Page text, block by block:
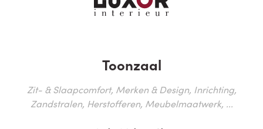
Toonzaal
Zit- & Slaapcomfort, Merken & Design, Inrichting,
Zandstralen, Herstofferen, Meubelmaatwerk, ...